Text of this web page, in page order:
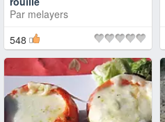
Par melayers
548